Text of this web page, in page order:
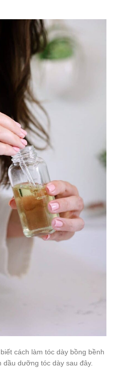
cách làm tóc dày bồng bềnh
dưỡng tóc dày sau đây.